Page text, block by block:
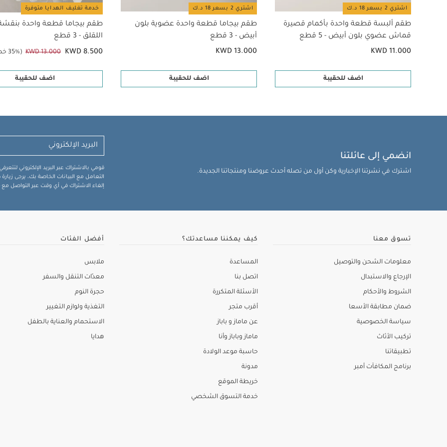
اشتري 2 بسعر 18 د.ك
طقم ألبسة قطعة واحدة بأكمام قصيرة
قماش عضوي بلون أبيض - 5 قطع
KWD 11.000
اضف للحقيبة
اشتري 2 بسعر 18 د.ك
طقم بيجاما قطعة واحدة عضوية بلون
أبيض - 3 قطع
KWD 13.000
اضف للحقيبة
خدمة تغليف الهدايا متوفرة
طقم بيجاما قطعة واحدة
اللقلق - 3 قطع
KWD 8.500
KWD 13.000 (35% خصم)
اضف للحقيبة
انضمي إلى عائلتنا
اشترك في نشرتنا الإخبارية وكن أول من تصله أحدث عروضنا ومنتجاتنا الجديدة.
قومي بالاشتراك عبر البريد الإلكتروني
التعامل مع البيانات الخاصة بك، يرجى
إلغاء الاشتراك في أي وقت عبر التواصل مع
تسوق معنا
معلومات الشحن والتوصيل
الإرجاع والاستبدال
الشروط والأحكام
ضمان مطابقة الأسعا
سياسة الخصوصية
تركيب الأثاث
تطبيقاتنا
برنامج المكافآت أمبر
كيف يمكننا مساعدتك؟
المساعدة
اتصل بنا
الأسئلة المتكررة
أقرب متجر
عن ماماز و باباز
ماماز وباباز وأنا
حاسبة موعد الولادة
مدونة
خريطة الموقع
خدمة التسوق الشخصي
أفضل الفئات
ملابس
معدّات التنقل والسفر
حجرة النوم
التغذية ولوازم التغيير
الاستحمام والعناية بالطفل
هدايا